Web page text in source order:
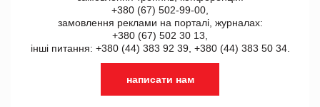
+380 (67) 502-99-00,
замовлення реклами на порталі, журналах:
+380 (67) 502 30 13,
інші питання: +380 (44) 383 92 39, +380 (44) 383 50 34.
написати нам